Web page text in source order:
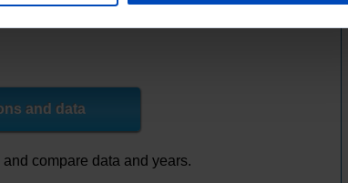
and data
compare data and years.